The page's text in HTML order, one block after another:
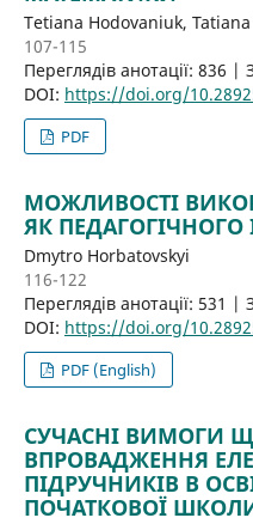
Tetiana Hodovaniuk,
107-115
Переглядів анотації: 836 |
DOI: https://doi.org/
PDF
МОЖЛИВОСТІ
ЯК ПЕДАГОГІЧНОГО
Dmytro Horbatovskyi
116-122
Переглядів анотації: 531 |
DOI: https://doi.org/
PDF (English)
СУЧАСНІ ВИМОГИ
ВПРОВАДЖЕННЯ
ПІДРУЧНИКІВ В
ПОЧАТКОВОЇ